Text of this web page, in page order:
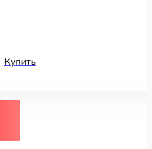
Купить